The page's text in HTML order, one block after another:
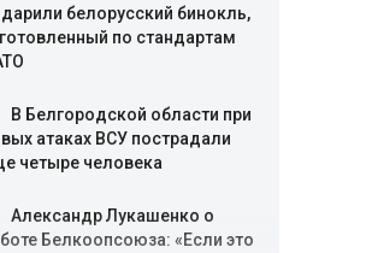
белорусский бинокль,
по стандартам
В Белгородской области при
атаках ВСУ пострадали
четыре человека
Александр Лукашенко о
Белкоопсоюза: «Если это